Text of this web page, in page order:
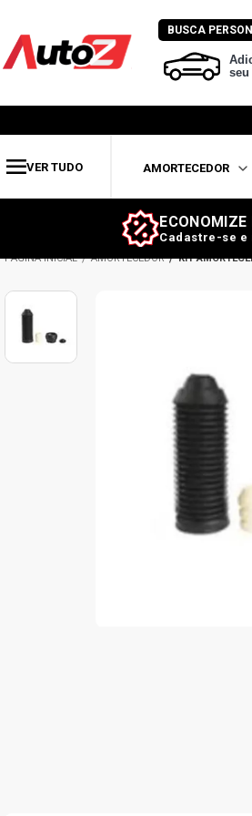
BUSCA
VER TUDO AMORTECEDOR
ECONOMIZE
Cadastre-se e
AMORTECEDOR KIT